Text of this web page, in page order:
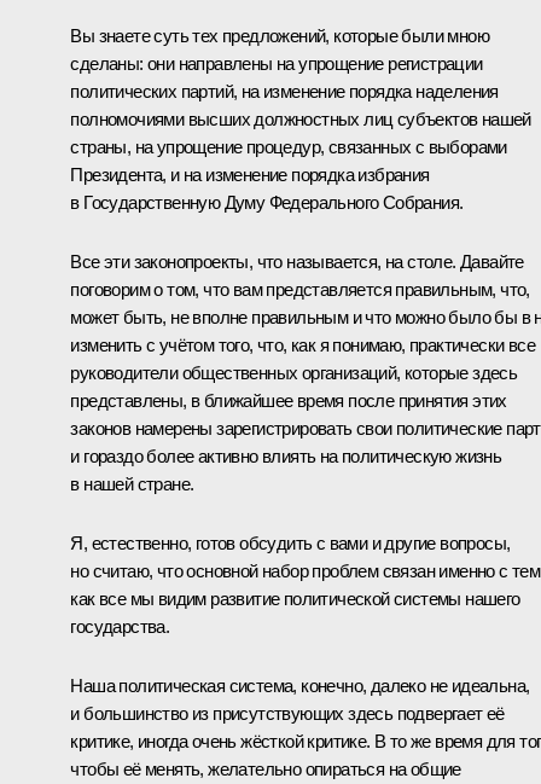
Вы знаете суть тех предложений, которые были мною
сделаны: они направлены на упрощение регистрации
политических партий, на изменение порядка наделения
полномочиями высших должностных лиц субъектов нашей
страны, на упрощение процедур, связанных с выборами
Президента, и на изменение порядка избрания
в Государственную Думу Федерального Собрания.
Все эти законопроекты, что называется, на столе. Давайте
поговорим о том, что вам представляется правильным, что,
может быть, не вполне правильным и что можно было бы в
изменить с учётом того, что, как я понимаю, практически все
руководители общественных организаций, которые здесь
представлены, в ближайшее время после принятия этих
законов намерены зарегистрировать свои политические
и гораздо более активно влиять на политическую жизнь
в нашей стране.
Я, естественно, готов обсудить с вами и другие вопросы,
но считаю, что основной набор проблем связан именно с
как все мы видим развитие политической системы нашего
государства.
Наша политическая система, конечно, далеко не идеальна,
и большинство из присутствующих здесь подвергает её
критике, иногда очень жёсткой критике. В то же время для
чтобы её менять, желательно опираться на общие